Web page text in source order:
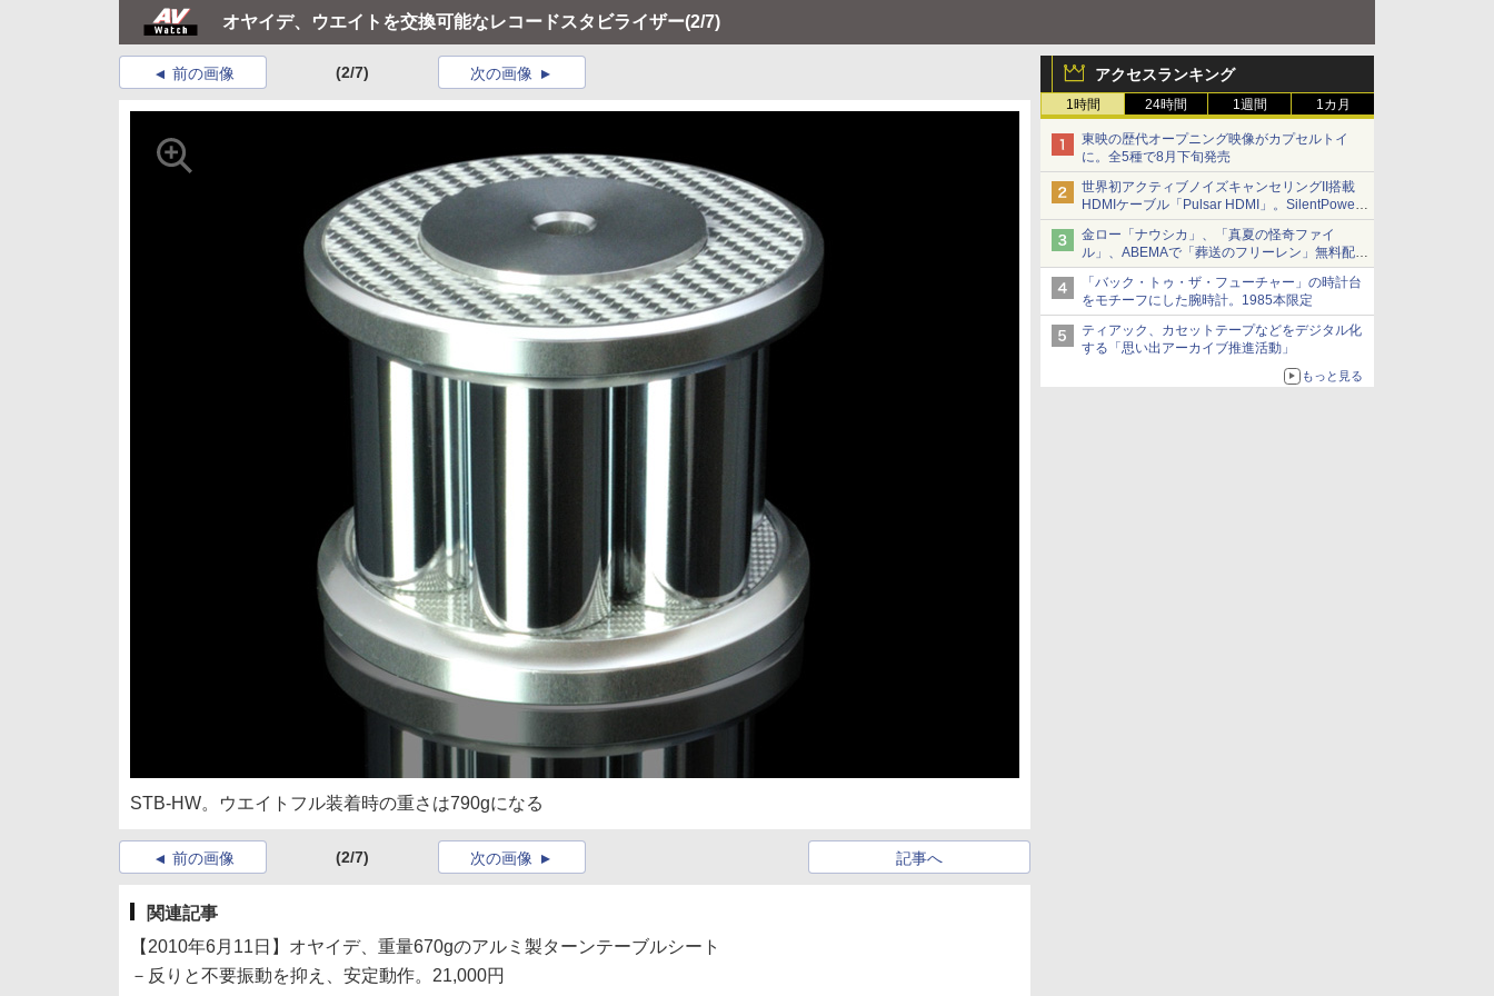
オヤイデ、ウエイトを交換可能なレコードスタビライザー(2/7)
アクセスランキング
1時間 24時間 1週間 1カ月
東映の歴代オープニング映像がカプセルトイ
に。全5種で8月下旬発売
世界初アクティブノイズキャンセリングII搭載
HDMIケーブル「Pulsar HDMI」。SilentPower
から
金ロー「ナウシカ」、「真夏の怪奇ファイ
ル」、ABEMAで「葬送のフリーレン」無料配信
など。夏の特番・配信情報
「バック・トゥ・ザ・フューチャー」の時計台
をモチーフにした腕時計。1985本限定
ティアック、カセットテープなどをデジタル化
する「思い出アーカイブ推進活動」
もっと見る
前の画像 (2/7) 次の画像
STB-HW。ウエイトフル装着時の重さは790gになる
前の画像 (2/7) 記事へ
次の画像
関連記事
【2010年6月11日】オヤイデ、重量670gのアルミ製ターンテーブルシート
－反りと不要振動を抑え、安定動作。21,000円